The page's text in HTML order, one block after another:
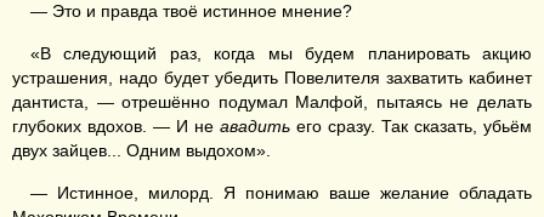
— Это и правда твоё истинное мнение?
«В следующий раз, когда мы будем планировать акцию
устрашения, надо будет убедить Повелителя захватить кабинет
дантиста, — отрешённо подумал Малфой, пытаясь не делать
глубоких вдохов. — И не авадить его сразу. Так сказать, убьём
двух зайцев... Одним выдохом».
— Истинное, милорд. Я понимаю ваше желание обладать